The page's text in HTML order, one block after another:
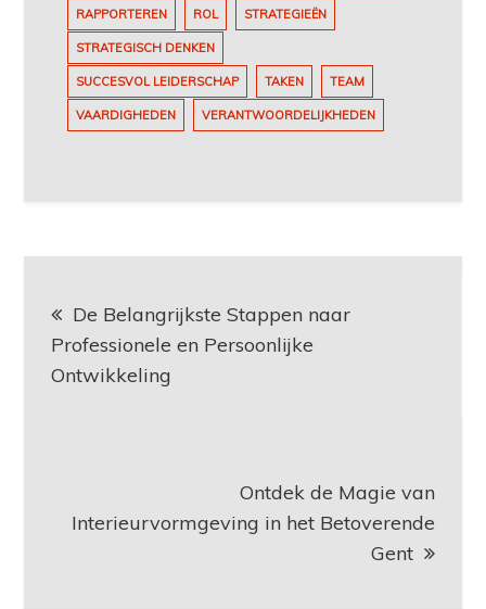
RAPPORTEREN ROL STRATEGIEËN
STRATEGISCH DENKEN
SUCCESVOL LEIDERSCHAP TAKEN TEAM
VAARDIGHEDEN VERANTWOORDELIJKHEDEN
De Belangrijkste Stappen naar
Professionele en Persoonlijke
Ontwikkeling
Ontdek de Magie van
Interieurvormgeving in het Betoverende
Gent